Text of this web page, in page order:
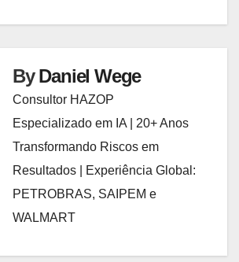
ByDaniel Wege
Consultor HAZOP
Especializado em IA | 20+ Anos
Transformando Riscos em
Resultados | Experiência Global:
PETROBRAS, SAIPEM e
WALMART